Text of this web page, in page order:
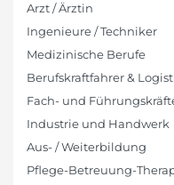
Arzt / Ärztin
Ingenieure / Techniker
Medizinische Berufe
Berufskraftfahrer &
Fach- und
Industrie und Handwerk
Aus- / Weiterbildung
Pflege-Betreuung-